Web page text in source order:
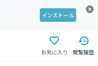
インストール
お気に入り 閲覧履歴